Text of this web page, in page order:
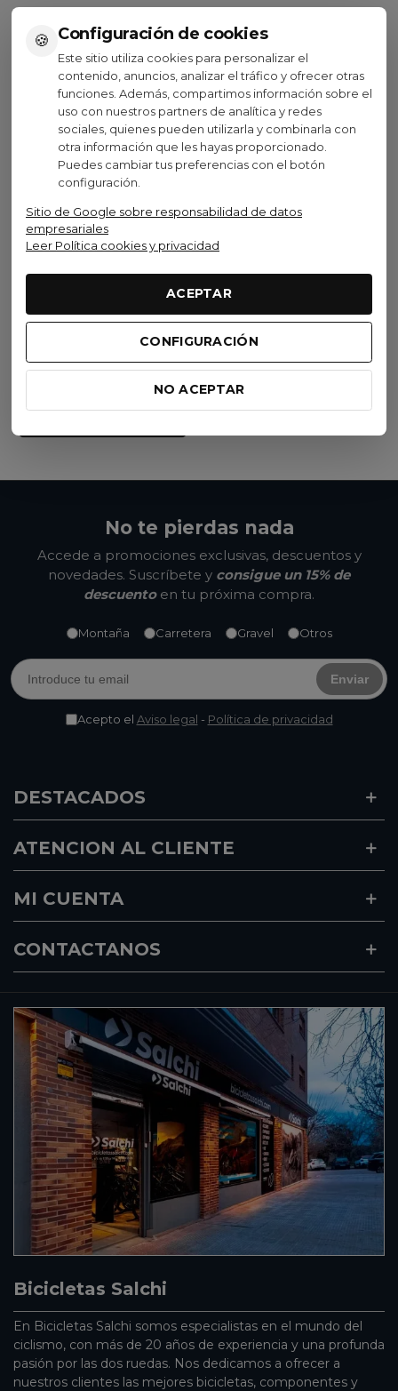
🍪 Configuración de cookies
Este sitio utiliza cookies para personalizar el
contenido, anuncios, analizar el tráfico y ofrecer otras
funciones. Además, compartimos información sobre el
uso con nuestros partners de analítica y redes
sociales, quienes pueden utilizarla y combinarla con
otra información que les hayas proporcionado.
Puedes cambiar tus preferencias con el botón
configuración.
Sitio de Google sobre responsabilidad de datos
empresariales
Leer Política cookies y privacidad
ACEPTAR
CONFIGURACIÓN
NO ACEPTAR
Ver opciones Ver opciones
Visto recientemente
No disponible
Scott Bici
Bicicleta Scott Sub Cross
50 Lady (Kh) 2023
No te pierdas nada
Accede a promociones exclusivas, descuentos y
novedades. Suscríbete y consigue un 15% de
descuentoen tu próxima compra.
Montaña Carretera Gravel Otros
Enviar
Acepto el Aviso legal - Política de privacidad
DESTACADOS
ATENCION AL CLIENTE
MI CUENTA
CONTACTANOS
Bicicletas Salchi
En Bicicletas Salchi somos especialistas en el mundo del
ciclismo, con más de 20 años de experiencia y una profunda
pasión por las dos ruedas. Nos dedicamos a ofrecer a
nuestros clientes las mejores bicicletas, componentes y